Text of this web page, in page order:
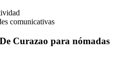
comunicativas
Curazao para nómadas